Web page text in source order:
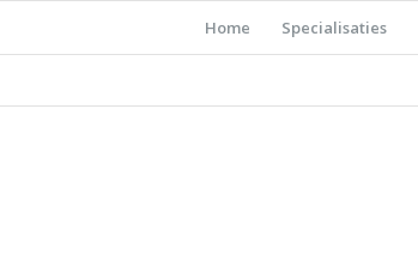
Home Specialisaties